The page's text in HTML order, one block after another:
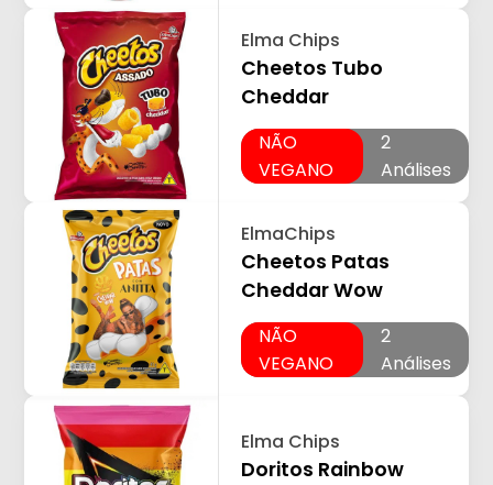
Elma Chips
Cheetos Tubo
Cheddar
NÃO
VEGANO
2
Análises
ElmaChips
Cheetos Patas
Cheddar Wow
NÃO
VEGANO
2
Análises
Elma Chips
Doritos Rainbow